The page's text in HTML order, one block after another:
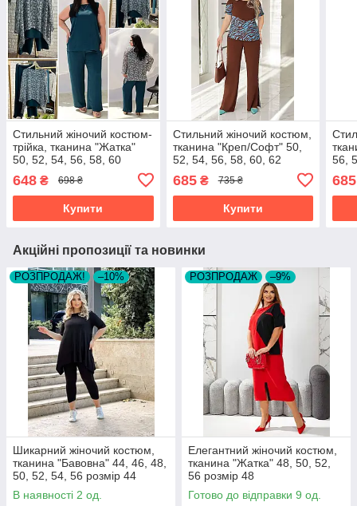
Стильний жіночий костюм-
трійка, тканина "Жатка"
50, 52, 54, 56, 58, 60
648 ₴ 698 ₴
Купити
Стильний жіночий костюм,
тканина "Креп/Софт" 50,
52, 54, 56, 58, 60, 62
685₴ 735 ₴
Купити
56,
685
Акційні пропозиції та новинки
РОЗПРОДАЖ! –10%
Шикарний жіночий костюм,
тканина "Бавовна" 44, 46, 48,
50, 52, 54, 56 розмір 44
В наявності 2 од.
РОЗПРОДАЖ –9%
Елегантний жіночий костюм,
тканина "Жатка" 48, 50, 52,
56 розмір 48
Готово до відправки 9 од.